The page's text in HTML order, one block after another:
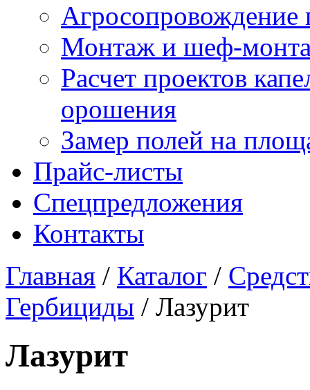
Агросопровождение
Монтаж и шеф-
Расчет проектов
орошения
Замер полей на
Прайс-листы
Спецпредложения
Контакты
Главная / Каталог /
Гербициды / Лазурит
Лазурит